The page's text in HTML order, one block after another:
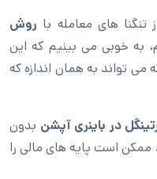
های معامله با روش
به خوبی می بینیم که این
تواند به همان اندازه که
در باینری آپشن بدون
است پایه های مالی را